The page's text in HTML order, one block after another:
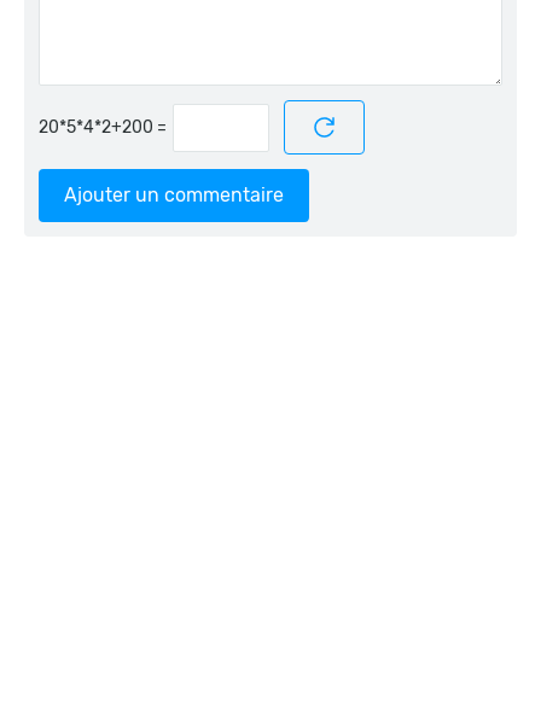
=
Ajouter un commentaire